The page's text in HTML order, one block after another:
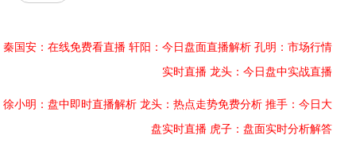
秦国安：在线免费看直播 轩阳：今日盘面直播解析 孔明：市场行情
实时直播 龙头：今日盘中实战直播
徐小明：盘中即时直播解析 龙头：热点走势免费分析 推手：今日大
盘实时直播 虎子：盘面实时分析解答